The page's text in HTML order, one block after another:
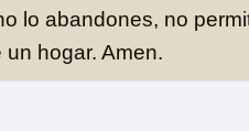
lo abandones, no
hogar. Amen.